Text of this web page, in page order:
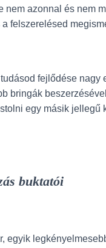
nem azonnal és nem
felszerelésed
fejlődése nagy
bringák
egy másik jellegű
buktatói